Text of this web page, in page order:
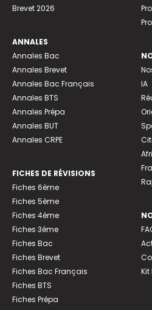
Brevet 2026
ANNALES
Annales Bac
Annales Brevet
Annales Bac Français
Annales BTS
Annales Prépa
Annales BUT
Annales CRPE
FICHES DE RÉVISIONS
Fiches 6ème
Fiches 5ème
Fiches 4ème
Fiches 3ème
Fiches Bac
Fiches Brevet
Fiches Bac Français
Fiches BTS
Fiches Prépa
IA
Kit